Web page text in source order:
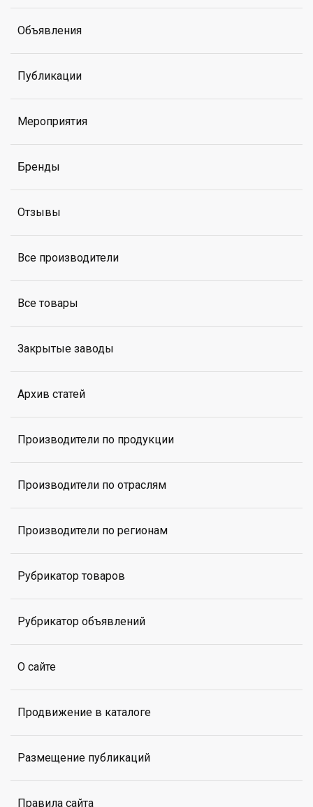
Объявления
Публикации
Мероприятия
Бренды
Отзывы
Все производители
Все товары
Закрытые заводы
Архив статей
Производители по продукции
Производители по отраслям
Производители по регионам
Рубрикатор товаров
Рубрикатор объявлений
О сайте
Продвижение в каталоге
Размещение публикаций
Правила сайта